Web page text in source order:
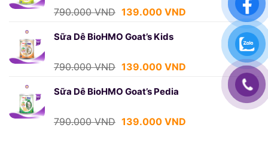
429.000 VND.
790.000VND Giá
là:
139.000 VNDGiá
139.000 VND.
Sữa Dê BioHMO Goat’s Kids
790.000VND Giá
là:
139.000 VNDGiá
Sữa Dê BioHMO Goat’s Pedia
790.000VND Giá
139.000 VNDGiá